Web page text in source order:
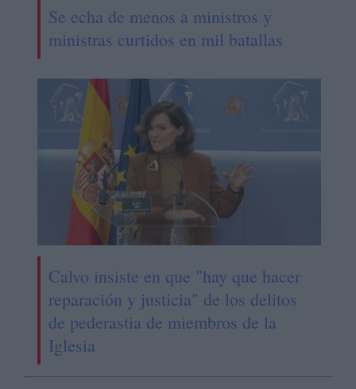
Se echa de menos a ministros y
ministras curtidos en mil batallas
Calvo insiste en que "hay que hacer
reparación y justicia" de los delitos
de pederastia de miembros de la
Iglesia